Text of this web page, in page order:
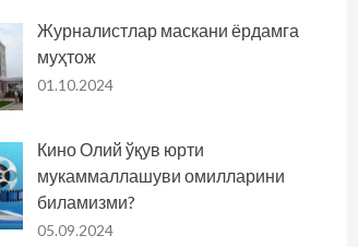
Журналистлар маскани ёрдамга
муҳтож
01.10.2024
Кино Олий ўқув юрти
мукаммаллашуви омилларини
биламизми?
05.09.2024